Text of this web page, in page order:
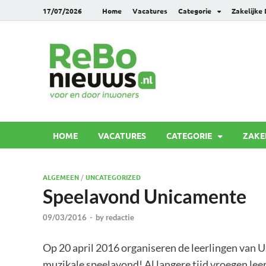
17/07/2026 Home Vacatures Categorie Zakelijke
HOME VACATURES CATEGORIE
ALGEMEEN /UNCATEGORIZED
Speelavond Unicamente
09/03/2016 - by redactie
Op 20 april 2016 organiseren de leerlingen van